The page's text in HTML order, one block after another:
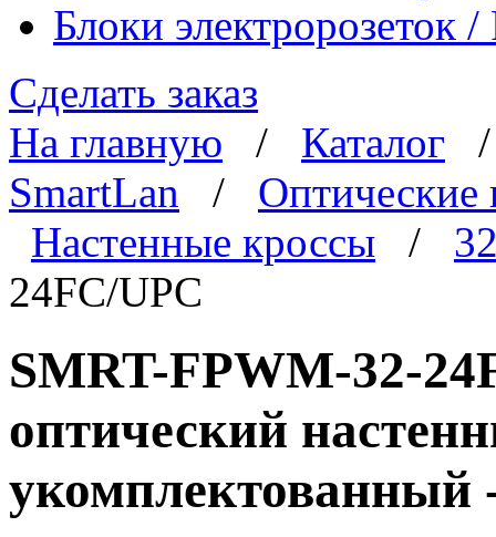
Блоки электророзеток
Сделать заказ
На главную / Каталог
SmartLan / Оптические
Настенные кроссы /
24FC/UPC
SMRT-FPWM-32-
оптический
укомплектованный